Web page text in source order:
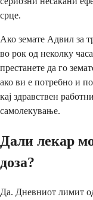
срце.
Ако земате Адвил за
во рок од неколку
престанете да го
ако ви е потребно и по
кај здравствен
самолекување.
Дали лекар
доза?
Да. Дневниот лимит